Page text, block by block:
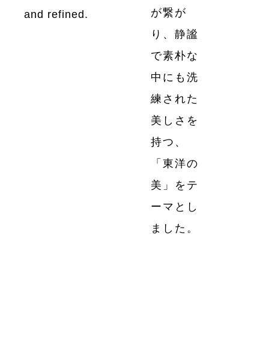
and refined.
が繋が
り、静謐
で素朴な
中にも洗
練された
美しさを
持つ、
「東洋の
美」をテ
ーマとし
ました。